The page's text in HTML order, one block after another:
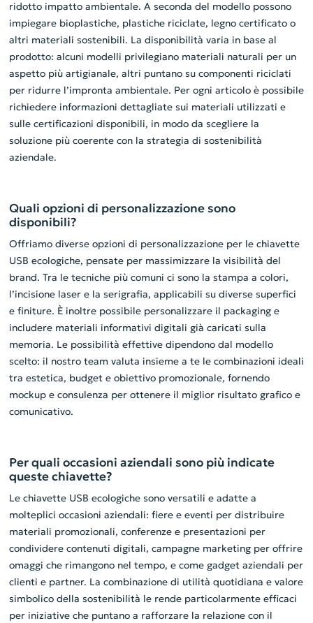
ridotto impatto ambientale. A seconda del modello possono
impiegare bioplastiche, plastiche riciclate, legno certificato o
altri materiali sostenibili. La disponibilità varia in base al
prodotto: alcuni modelli privilegiano materiali naturali per un
aspetto più artigianale, altri puntano su componenti riciclati
per ridurre l’impronta ambientale. Per ogni articolo è possibile
richiedere informazioni dettagliate sui materiali utilizzati e
sulle certificazioni disponibili, in modo da scegliere la
soluzione più coerente con la strategia di sostenibilità
aziendale.
Quali opzioni di personalizzazione sono
disponibili?
Offriamo diverse opzioni di personalizzazione per le chiavette
USB ecologiche, pensate per massimizzare la visibilità del
brand. Tra le tecniche più comuni ci sono la stampa a colori,
l’incisione laser e la serigrafia, applicabili su diverse superfici
e finiture. È inoltre possibile personalizzare il packaging e
includere materiali informativi digitali già caricati sulla
memoria. Le possibilità effettive dipendono dal modello
scelto: il nostro team valuta insieme a te le combinazioni ideali
tra estetica, budget e obiettivo promozionale, fornendo
mockup e consulenza per ottenere il miglior risultato grafico e
comunicativo.
Per quali occasioni aziendali sono più indicate
queste chiavette?
Le chiavette USB ecologiche sono versatili e adatte a
molteplici occasioni aziendali: fiere e eventi per distribuire
materiali promozionali, conferenze e presentazioni per
condividere contenuti digitali, campagne marketing per offrire
omaggi che rimangono nel tempo, e come gadget aziendali per
clienti e partner. La combinazione di utilità quotidiana e valore
simbolico della sostenibilità le rende particolarmente efficaci
per iniziative che puntano a rafforzare la relazione con il